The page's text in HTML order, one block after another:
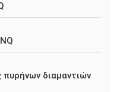
διαμαντιών